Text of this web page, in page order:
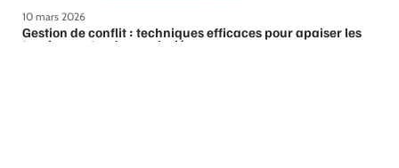
10 mars 2026
Gestion de conflit : techniques efficaces pour apaiser les
tensions entre deux salariés